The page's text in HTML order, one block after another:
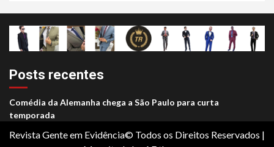
Posts recentes
Comédia da Alemanha chega a São Paulo para curta
temporada
Revista Gente em Evidência© Todos os Direitos Reservados |